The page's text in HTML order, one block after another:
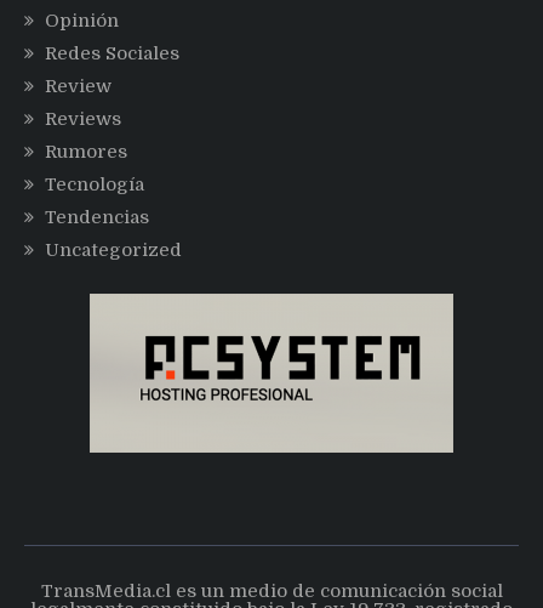
Opinión
Redes Sociales
Review
Reviews
Rumores
Tecnología
Tendencias
Uncategorized
TransMedia.cl es un medio de comunicación social